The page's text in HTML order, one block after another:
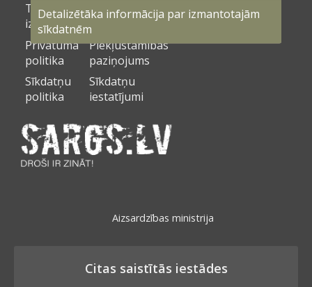
Tirgus
izpēte
Vakances
Privātuma
politika
Piekļūstamības
paziņojums
Sīkdatņu
politika
Sīkdatņu
iestatījumi
Aizsardzības ministrija
Citas saistītās iestādes
Detalizētāka informācija par izmantotajām
sīkdatnēm